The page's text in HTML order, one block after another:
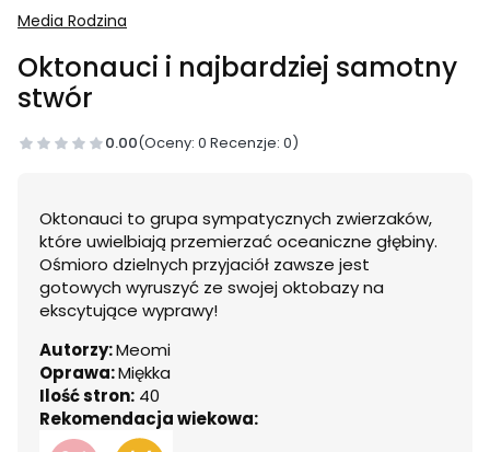
Media Rodzina
Oktonauci i najbardziej samotny
stwór
0.00(Oceny: 0 Recenzje: 0)
Oktonauci to grupa sympatycznych zwierzaków,
które uwielbiają przemierzać oceaniczne głębiny.
Ośmioro dzielnych przyjaciół zawsze jest
gotowych wyruszyć ze swojej oktobazy na
ekscytujące wyprawy!
Autorzy:Meomi
Oprawa:Miękka
Ilość stron: 40
Rekomendacja wiekowa: